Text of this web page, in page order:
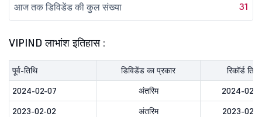
आज तक डिविडेंड की कुल संख्या 31
VIPIND लाभांश इतिहास :
पूर्व-तिथि डिविडेंड का प्रकार
रिकॉर्ड तिथि
2024-02-07
अंतरिम
2024-02-
2023-02-02
अंतरिम
2023-02-